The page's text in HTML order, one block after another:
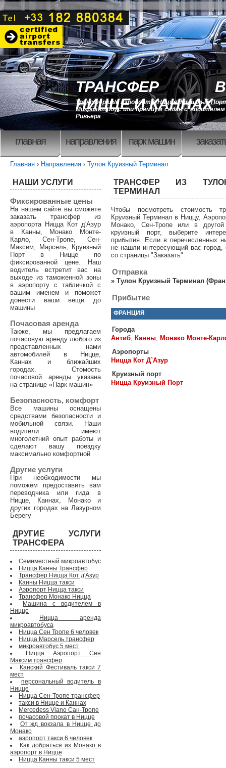
ТРАНСФЕР В
НИЦЦЕ И КАННАХ
Трансфер из/в аэропорт в Ницце, Круизный
Микроавтобус или премиум седан с
Ривьера
главная направления парк машин
Главная › Направления › Тулон Круизный Терминал
ТРАНСФЕР ИЗ
ТЕРМИНАЛ
Чтобы посмотреть стоимость
Круизный Терминал в Ниццу,
Монако, Сен-Тропе или в другой
круизный порт, выберите
прибытия. Если в перечисленных
не нашли интересующий вас город,
со страницы "Заказать".
Отправка
» Тулон Круизный Терминал
Прибытие
ФРАНЦИЯ
Города
Антиб, Канны, Монако Монте-
Аэропорты
Ницца Кот Д`Азур
Круизный порт
Ницца Круизный Порт
НАШИ УСЛУГИ
Фиксированные цены
На нашем сайте вы сможете
заказать трансфер из
аэропорта Ницца Кот д'Азур
в Канны, Монако Монте-
Карло, Сен-Тропе, Сен-
Максим, Марсель, Круизный
Порт в Ницце по
фиксированной цене. Наш
водитель встретит вас на
выходе из таможенной зоны
в аэропорту с табличкой с
вашим именем и поможет
донести ваши вещи до
машины
Почасовая аренда
Также, мы предлагаем
почасовую аренду любого из
представленных нами
автомобилей в Ницце,
Каннах и ближайших
городах. Стомость
почасовой аренды указана
на странице «Парк машин»
Безопасность, комфорт
Все машины оснащены
средствами безопасности и
мобильной связи. Наши
водители имеют
многолетний опыт работы и
сделают вашу поездку
максимально комфортной
Другие услуги
При необходимости мы
поможем предоставить вам
переводчика или гида в
Ницце, Каннах, Монако и
других городах на Лазурном
Берегу
ДРУГИЕ УСЛУГИ
ТРАНСФЕРА
Семиместный микроавтобус
Ницца Канны Трансфер
Трансфер Ницца Кот д'Азур
Канны Ницца такси
Аэропорт Ницца такси
Трансфер Монако Ницца
Машина с водителем в
Ницце
Ницца аренда
микроавтобуса
Ницца Сен Тропе 6 человек
Ницца Марсель трансфер
микроавтобус 5 мест
Ницца Аэропорт Сен
Максим трансфер
Канский Фестиваль такси 7
мест
персональный водитель в
Ницце
Ницца Сен-Тропе трансфер
такси в Ницце и Каннах
Mercedess Viano Сан-Тропе
почасовой прокат в Ницце
От жд вокзала в Ницце до
Монако
аэропорт такси 6 человек
Как добраться из Монако в
аэропорт в Ницце
Ницца Канны такси 5 мест